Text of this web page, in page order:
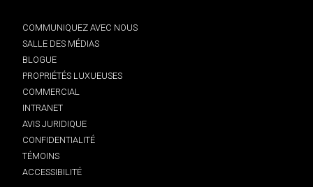
COMMUNIQUEZ AVEC NOUS
SALLE DES MÉDIAS
BLOGUE
PROPRIÉTÉS LUXUEUSES
COMMERCIAL
INTRANET
AVIS JURIDIQUE
CONFIDENTIALITÉ
TÉMOINS
ACCESSIBILITÉ